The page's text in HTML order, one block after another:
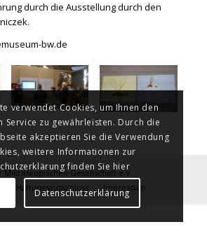
durch die Ausstellung durch den
bw.de
Mikroskopischen Gesellschaft e.V.
Haftungsausschluss Impressum
verwendet Cookies, um Ihnen den
Service zu gewährleisten. Durch die
akzeptieren Sie die Verwendung
weitere Informationen zur
finden Sie hier
Datenschutzerklärung